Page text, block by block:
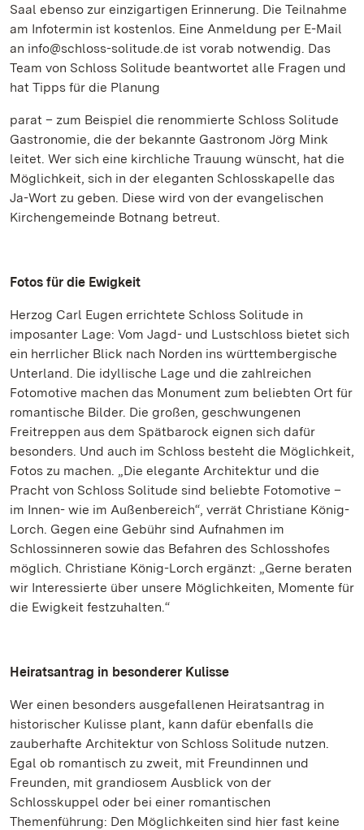
Saal ebenso zur einzigartigen Erinnerung. Die Teilnahme
am Infotermin ist kostenlos. Eine Anmeldung per E-Mail
an info@schloss-solitude.de ist vorab notwendig. Das
Team von Schloss Solitude beantwortet alle Fragen und
hat Tipps für die Planung
parat – zum Beispiel die renommierte Schloss Solitude
Gastronomie, die der bekannte Gastronom Jörg Mink
leitet. Wer sich eine kirchliche Trauung wünscht, hat die
Möglichkeit, sich in der eleganten Schlosskapelle das
Ja-Wort zu geben. Diese wird von der evangelischen
Kirchengemeinde Botnang betreut.
Fotos für die Ewigkeit
Herzog Carl Eugen errichtete Schloss Solitude in
imposanter Lage: Vom Jagd- und Lustschloss bietet sich
ein herrlicher Blick nach Norden ins württembergische
Unterland. Die idyllische Lage und die zahlreichen
Fotomotive machen das Monument zum beliebten Ort für
romantische Bilder. Die großen, geschwungenen
Freitreppen aus dem Spätbarock eignen sich dafür
besonders. Und auch im Schloss besteht die Möglichkeit,
Fotos zu machen. „Die elegante Architektur und die
Pracht von Schloss Solitude sind beliebte Fotomotive –
im Innen- wie im Außenbereich“, verrät Christiane König-
Lorch. Gegen eine Gebühr sind Aufnahmen im
Schlossinneren sowie das Befahren des Schlosshofes
möglich. Christiane König-Lorch ergänzt: „Gerne beraten
wir Interessierte über unsere Möglichkeiten, Momente für
die Ewigkeit festzuhalten.“
Heiratsantrag in besonderer Kulisse
Wer einen besonders ausgefallenen Heiratsantrag in
historischer Kulisse plant, kann dafür ebenfalls die
zauberhafte Architektur von Schloss Solitude nutzen.
Egal ob romantisch zu zweit, mit Freundinnen und
Freunden, mit grandiosem Ausblick von der
Schlosskuppel oder bei einer romantischen
Themenführung: Den Möglichkeiten sind hier fast keine